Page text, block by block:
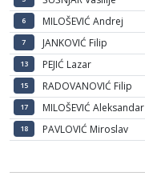
6 MILOŠEVIĆ Andrej
7 JANKOVIĆ Filip
13 PEJIĆ Lazar
15 RADOVANOVIĆ Filip
17 MILOŠEVIĆ Aleksandar
18 PAVLOVIĆ Miroslav